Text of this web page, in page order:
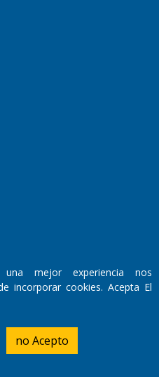
de 1992mejor experiencia nos
incorporar cookies. Acepta El
no Acepto